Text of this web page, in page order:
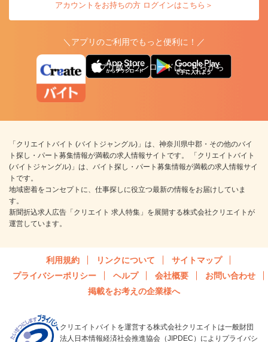
アカウントをお持ちの方 ログインはこちら＞
＼アプリのご利用でもっと便利に！／
アプリ版ダウンロードはこちらから
「クリエイトバイト (バイトジャングル)」は、神奈川県中郡・その他のバイ
ト探し・パート募集情報が満載の求人情報サイトです。 「クリエイトバイト
(バイトジャングル)」は、バイト探し・パート募集情報が満載の求人情報サイ
トです。
地域密着をコンセプトに、仕事探しに役立つ最新の情報をお届けしていま
す。
新聞折込求人広告「クリエイト 求人特集」を展開する株式会社クリエイトが
運営しています。
利用規約 リンクについて
サイトマップ
プライバシーポリシー
ヘルプ 会社概要
お問い合わせ
掲載をお考えの企業様へ
クリエイトバイトを運営する株式会社クリエイトは一般財団
法人日本情報経済社会推進協会（JIPDEC）によりプライバシ